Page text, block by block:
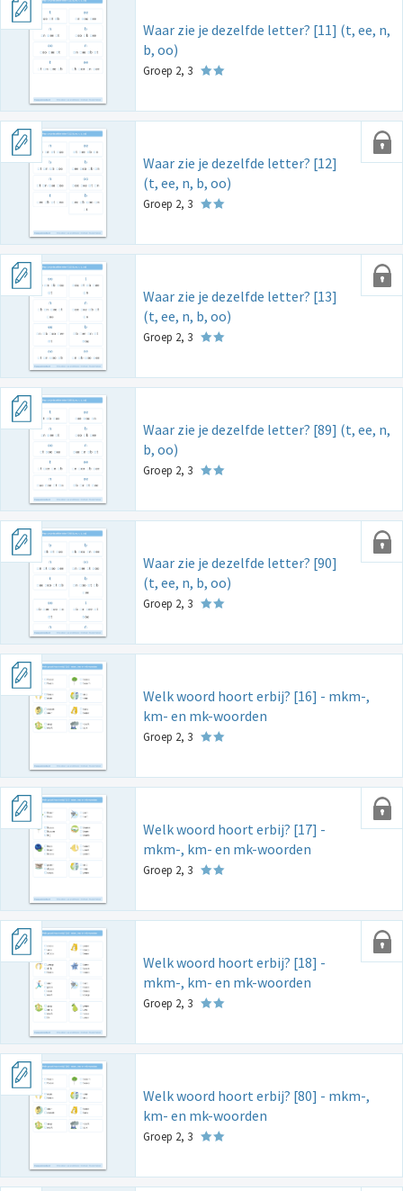
Waar zie je dezelfde letter? [11] (t, ee, n,
b, oo)
Groep 2, 3
Waar zie je dezelfde letter? [12]
(t, ee, n, b, oo)
Groep 2, 3
Waar zie je dezelfde letter? [13]
(t, ee, n, b, oo)
Groep 2, 3
Waar zie je dezelfde letter? [89] (t, ee, n,
b, oo)
Groep 2, 3
Waar zie je dezelfde letter? [90]
(t, ee, n, b, oo)
Groep 2, 3
Welk woord hoort erbij? [16] - mkm-,
km- en mk-woorden
Groep 2, 3
Welk woord hoort erbij? [17] -
mkm-, km- en mk-woorden
Groep 2, 3
Welk woord hoort erbij? [18] -
mkm-, km- en mk-woorden
Groep 2, 3
Welk woord hoort erbij? [80] - mkm-,
km- en mk-woorden
Groep 2, 3